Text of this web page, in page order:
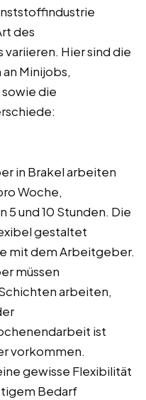
des
Hier sind die
Minijobs,
die
in Brakel arbeiten
Woche,
und 10 Stunden. Die
gestaltet
mit dem Arbeitgeber.
müssen
arbeiten,
ist
vorkommen.
gewisse Flexibilität
Bedarf